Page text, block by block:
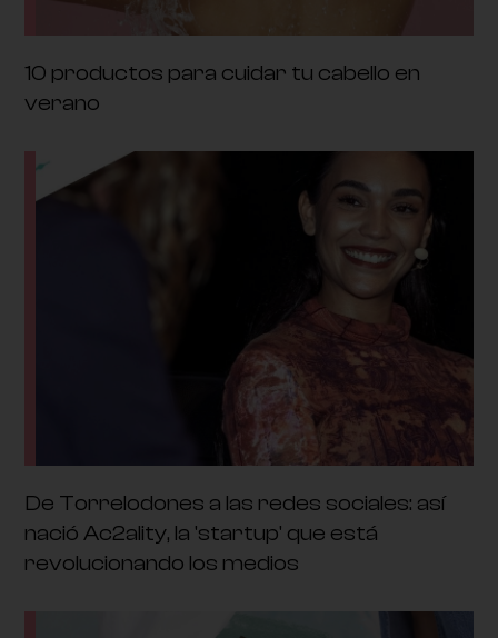
10 productos para cuidar tu cabello en
verano
De Torrelodones a las redes sociales: así
nació Ac2ality, la 'startup' que está
revolucionando los medios